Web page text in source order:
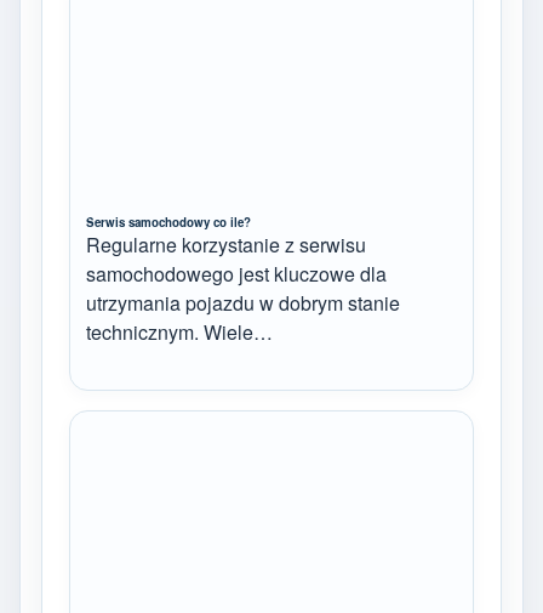
Serwis samochodowy co ile?
Regularne korzystanie z serwisu
samochodowego jest kluczowe dla
utrzymania pojazdu w dobrym stanie
technicznym. Wiele…